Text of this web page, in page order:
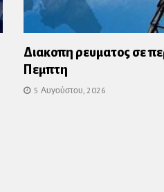
Διακοπη ρευματος σε
Πεμπτη
5 Αυγούστου, 2026